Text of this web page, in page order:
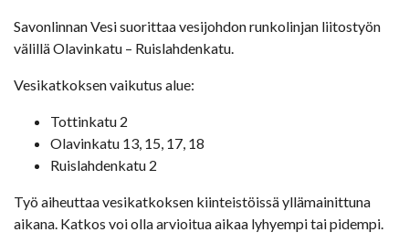
Savonlinnan Vesi suorittaa vesijohdon runkolinjan liitostyön
välillä Olavinkatu – Ruislahdenkatu.
Vesikatkoksen vaikutus alue:
Tottinkatu 2
Olavinkatu 13, 15, 17, 18
Ruislahdenkatu 2
Työ aiheuttaa vesikatkoksen kiinteistöissä yllämainittuna
aikana. Katkos voi olla arvioitua aikaa lyhyempi tai pidempi.